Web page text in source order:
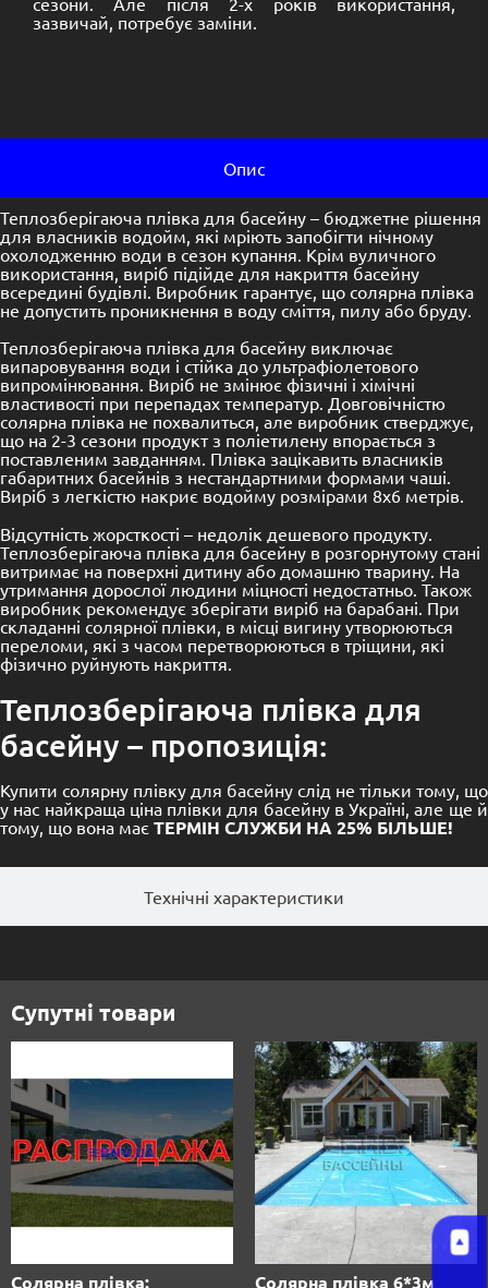
зазвичай, потребує заміни.
Опис
Технічні характеристики
Теплозберігаюча плівка для басейну – бюджетне рішення
для власників водойм, які мріють запобігти нічному
охолодженню води в сезон купання. Крім вуличного
використання, виріб підійде для накриття басейну
всередині будівлі. Виробник гарантує, що солярна плівка
не допустить проникнення в воду сміття, пилу або бруду.
Теплозберігаюча плівка для басейну виключає
випаровування води і стійка до ультрафіолетового
випромінювання. Виріб не змінює фізичні і хімічні
властивості при перепадах температур. Довговічністю
солярна плівка не похвалиться, але виробник стверджує,
що на 2-3 сезони продукт з поліетилену впорається з
поставленим завданням. Плівка зацікавить власників
габаритних басейнів з нестандартними формами чаші.
Виріб з легкістю накриє водойму розмірами 8х6 метрів.
Відсутність жорсткості – недолік дешевого продукту.
Теплозберігаюча плівка для басейну в розгорнутому стані
витримає на поверхні дитину або домашню тварину. На
утримання дорослої людини міцності недостатньо. Також
виробник рекомендує зберігати виріб на барабані. При
складанні солярної плівки, в місці вигину утворюються
переломи, які з часом перетворюються в тріщини, які
фізично руйнують накриття.
Теплозберігаюча плівка для
басейну – пропозиція:
Купити солярну плівку для басейну слід не тільки тому, що
у нас найкраща ціна плівки для басейну в Україні, але ще й
тому, що вона має ТЕРМІН СЛУЖБИ НА 25% БІЛЬШЕ!
Супутні товари
Солярна плівка: Солярна плівка 6*3м